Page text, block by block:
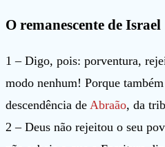
O remanescente de Israel
1 – Digo, pois: porventura,
modo nenhum! Porque
descendência de Abraão, da
2 – Deus não rejeitou o seu